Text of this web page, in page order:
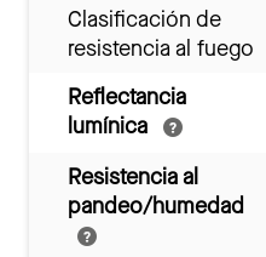
Clasificación de
resistencia al fuego
Reflectancia
lumínica
Resistencia al
pandeo/humedad